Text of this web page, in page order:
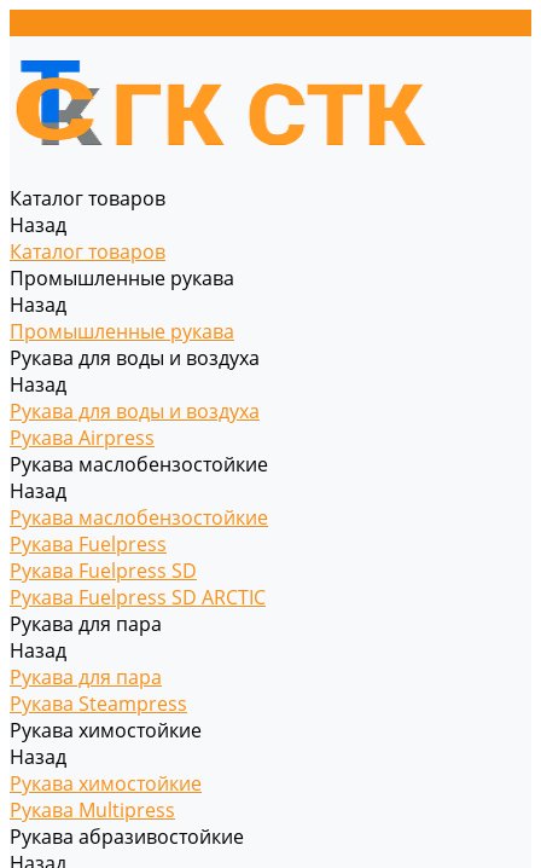
Каталог товаров
Назад
Каталог товаров
Промышленные рукава
Назад
Промышленные рукава
Рукава для воды и воздуха
Назад
Рукава для воды и воздуха
Рукава Airpress
Рукава маслобензостойкие
Назад
Рукава маслобензостойкие
Рукава Fuelpress
Рукава Fuelpress SD
Рукава Fuelpress SD ARCTIC
Рукава для пара
Назад
Рукава для пара
Рукава Steampress
Рукава химостойкие
Назад
Рукава химостойкие
Рукава Multipress
Рукава абразивостойкие